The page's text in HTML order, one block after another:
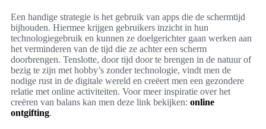
Een handige strategie is het gebruik van apps die de schermtijd
bijhouden. Hiermee krijgen gebruikers inzicht in hun
technologiegebruik en kunnen ze doelgerichter gaan werken aan
het verminderen van de tijd die ze achter een scherm
doorbrengen. Tenslotte, door tijd door te brengen in de natuur of
bezig te zijn met hobby’s zonder technologie, vindt men de
nodige rust in de digitale wereld en creëert men een gezondere
relatie met online activiteiten. Voor meer inspiratie over het
creëren van balans kan men deze link bekijken: online
ontgifting.